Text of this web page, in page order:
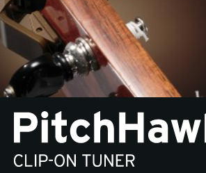
Support
Où acheter ?
News
Lieu